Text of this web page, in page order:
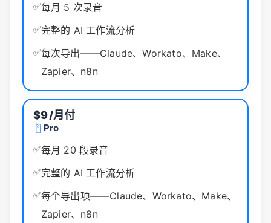
✅每月 5 次录音
✅完整的 AI 工作流分析
✅每次导出——Claude、Workato、Make、
Zapier、n8n
$9/月付
Pro
✅每月 20 段录音
✅完整的 AI 工作流分析
✅每个导出项——Claude、Workato、Make、
Zapier、n8n